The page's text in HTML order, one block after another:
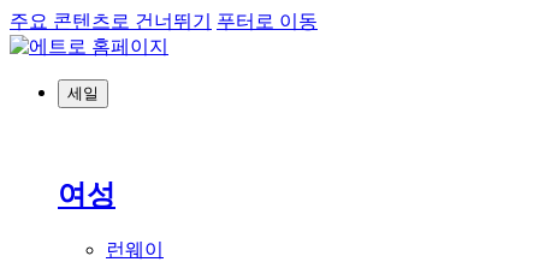
주요 콘텐츠로 건너뛰기 푸터로 이동
세일
여성
런웨이